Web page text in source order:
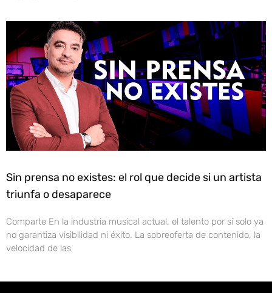
Sin prensa no existes: el rol que decide si un artista
triunfa o desaparece
Comparte En la industria musical actual, el talento por sí solo ya
no garantiza visibilidad ni éxito. La sobreoferta de contenido, la
velocidad de las